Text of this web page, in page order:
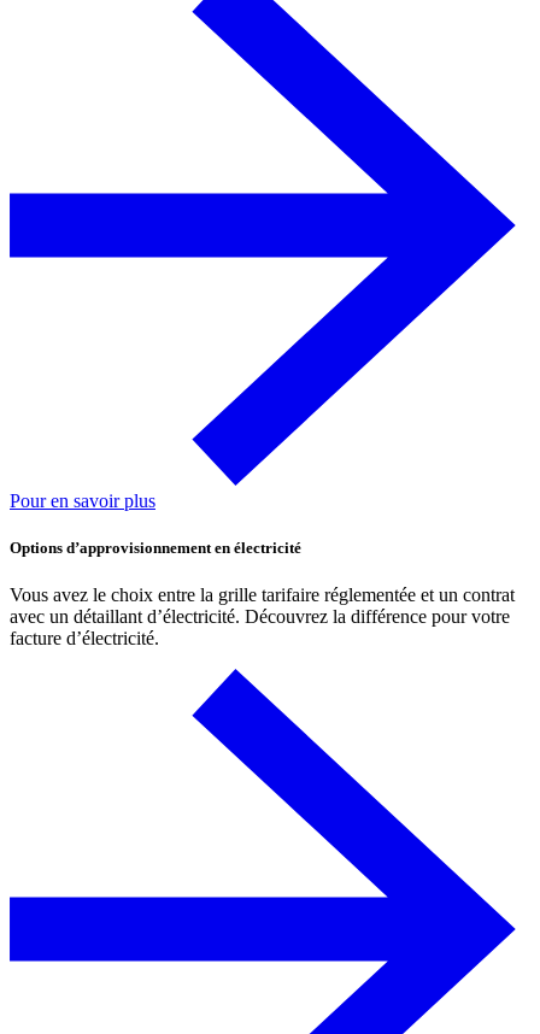
Pour en savoir plus
Options d’approvisionnement en électricité
Vous avez le choix entre la grille tarifaire réglementée et un contrat
avec un détaillant d’électricité. Découvrez la différence pour votre
facture d’électricité.